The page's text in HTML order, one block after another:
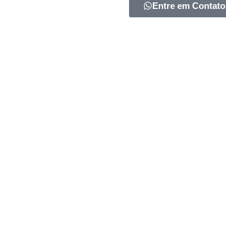
Entre em Contato